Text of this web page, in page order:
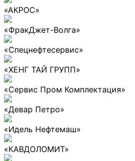
«АКРОС»
«ФракДжет-Волга»
«Спецнефтесервис»
«ХЕНГ ТАЙ ГРУПП»
«Сервис Пром Комплектация»
«Девар Петро»
«Идель Нефтемаш»
«КАВДОЛОМИТ»